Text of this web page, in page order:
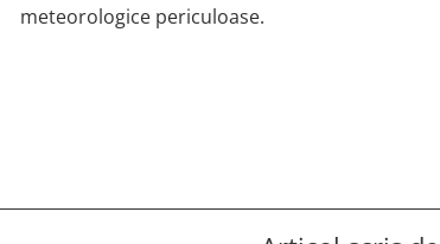
meteorologice periculoase.